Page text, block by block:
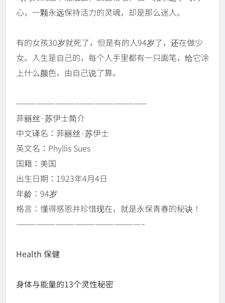
心，一颗永远保持活力的灵魂，却是那么迷人。
有的女孩30岁就死了，但是有的人94岁了，还在做少
女。人生是自己的，每个人手里都有一只画笔，给它涂
上什么颜色，由自己说了算。
————————————————————
菲丽丝·苏伊士简介
中文译名：菲丽丝·苏伊士
英文名：Phyllis Sues
国籍：美国
出生日期：1923年4月4日
年龄：94岁
格言：懂得感恩并珍惜现在，就是永保青春的秘诀！
———————————————————–
Health 保健
身体与能量的13个灵性秘密